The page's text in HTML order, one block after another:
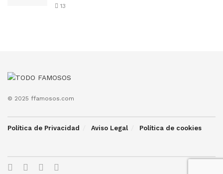
13
© 2025 ffamosos.com
Política de Privacidad Aviso Legal Política de cookies